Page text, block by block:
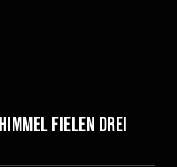
fielen drei